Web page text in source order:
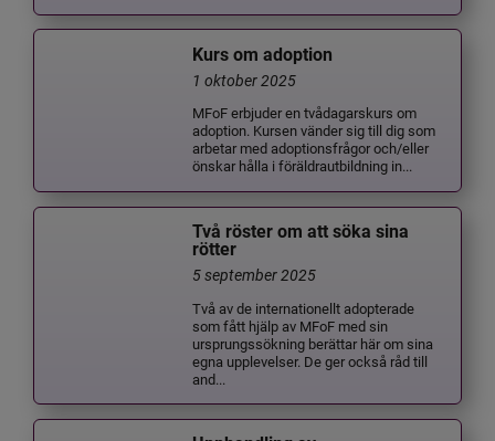
Kurs om adoption
1 oktober 2025
MFoF erbjuder en tvådagarskurs om
adoption. Kursen vänder sig till dig som
arbetar med adoptionsfrågor och/eller
önskar hålla i föräldrautbildning in...
Två röster om att söka sina
rötter
5 september 2025
Två av de internationellt adopterade
som fått hjälp av MFoF med sin
ursprungssökning berättar här om sina
egna upplevelser. De ger också råd till
and...